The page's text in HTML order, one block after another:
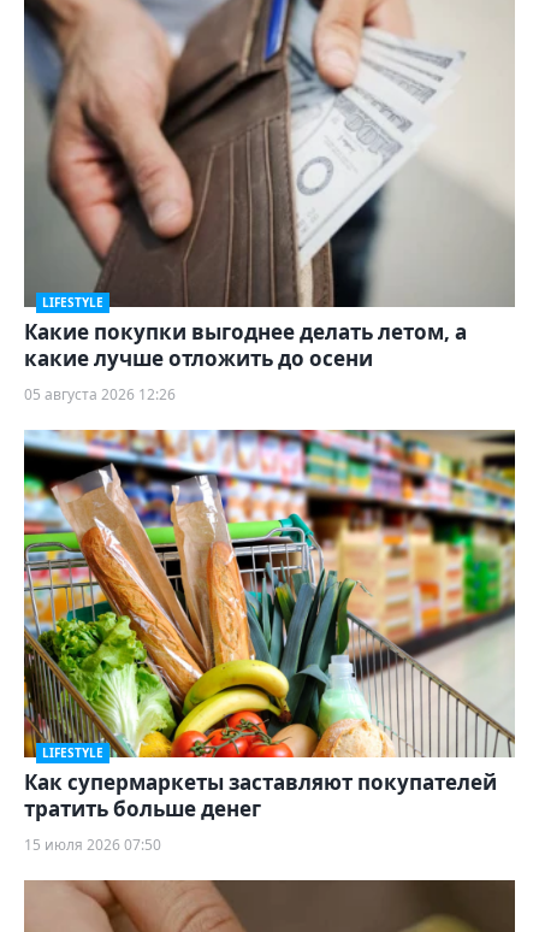
LIFESTYLE
Какие покупки выгоднее делать летом, а
какие лучше отложить до осени
05 августа 2026 12:26
LIFESTYLE
Как супермаркеты заставляют покупателей
тратить больше денег
15 июля 2026 07:50